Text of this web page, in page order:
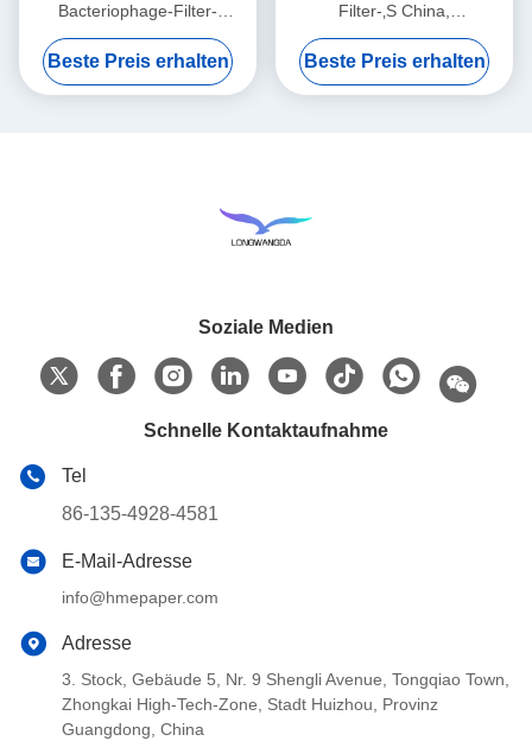
Bacteriophage-Filter-
Membran-Weiß
Beste Preis erhalten
Filter-‚S China,
Bacteriophagen BEF 99,99%
filtern
Beste Preis erhalten
Soziale Medien
Schnelle Kontaktaufnahme
Tel
86-135-4928-4581
E-Mail-Adresse
info@hmepaper.com
Adresse
3. Stock, Gebäude 5, Nr. 9 Shengli Avenue, Tongqiao Town,
Zhongkai High-Tech-Zone, Stadt Huizhou, Provinz
Guangdong, China